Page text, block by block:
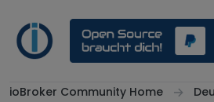
ioBroker Community Home